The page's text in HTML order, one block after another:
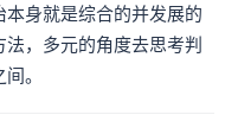
身就是综合的并发展的
，多元的角度去思考判
。